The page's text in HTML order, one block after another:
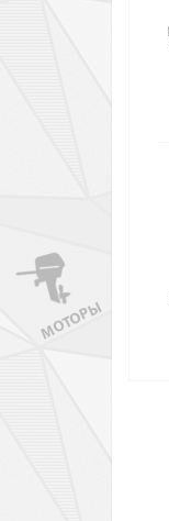
Мастер Лодок
НДНД "Комби"
700 р.